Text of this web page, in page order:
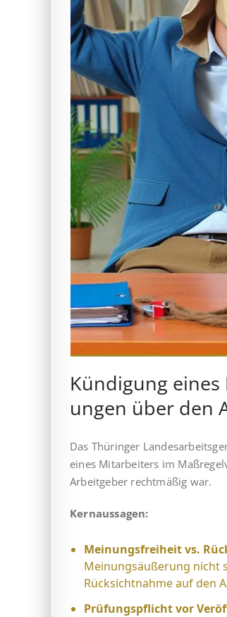
Kündigung
ung­en über den
Das Thüringer
eines Mitarbeiters im
Arbeitgeber rechtmäßig war.
Kernaussagen:
Meinungsfreiheit vs.
Meinungsäußerung nicht
Rücksichtnahme auf den
Prüfungspflicht vor